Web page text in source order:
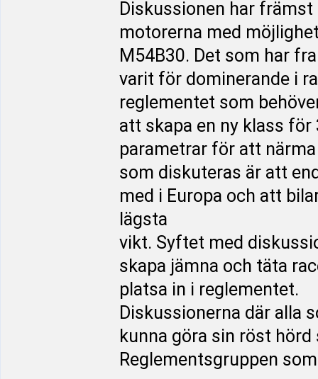
Diskussionen har
motorerna med
M54B30. Det som har
varit för dominerande i
reglementet som
att skapa en ny klass
parametrar för att
som diskuteras är att
med i Europa och att
lägsta
vikt. Syftet med
skapa jämna och täta
platsa in i reglementet.
Diskussionerna där alla
kunna göra sin röst
Reglementsgruppen